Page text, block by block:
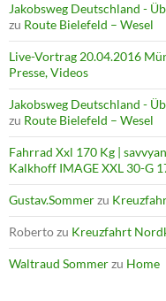
Jakobsweg Deutschland -
zu Route Bielefeld – Wesel
Live-Vortrag 20.04.2016
Presse, Videos
Jakobsweg Deutschland -
zu Route Bielefeld – Wesel
Fahrrad Xxl 170 Kg |
Kalkhoff IMAGE XXL 30-G
Gustav.Sommerzu
Robertozu Kreuzfahrt
Waltraud Sommerzu Home